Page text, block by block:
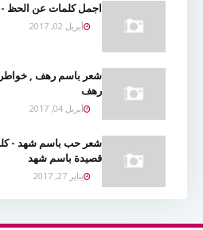
اجمل كلمات عن الحظ
أبريل 02, 2017
شعر باسم رهف ,
رهف
أبريل 04, 2017
شعر حب باسم شهد -
قصيدة باسم شهد
يناير 27, 2017